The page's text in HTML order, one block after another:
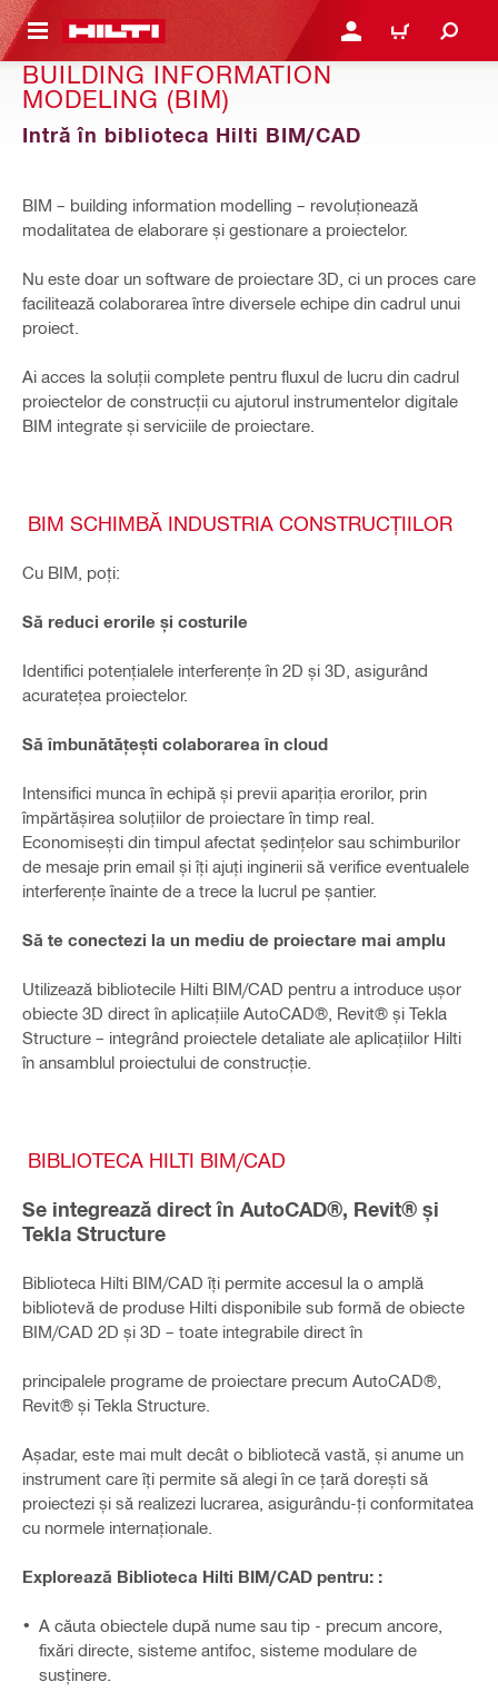
CONTENT CONECTARE SAU
COȘ
BUILDING INFORMATION
MODELING (BIM)
Intră în biblioteca Hilti BIM/CAD
BIM – building information modelling – revoluționează
modalitatea de elaborare și gestionare a proiectelor.
Nu este doar un software de proiectare 3D, ci un proces care
facilitează colaborarea între diversele echipe din cadrul unui
proiect.
Ai acces la soluții complete pentru fluxul de lucru din cadrul
proiectelor de construcții cu ajutorul instrumentelor digitale
BIM integrate și serviciile de proiectare.
BIM SCHIMBĂ INDUSTRIA CONSTRUCȚIILOR
Cu BIM, poți:
Să reduci erorile și costurile
Identifici potențialele interferențe în 2D și 3D, asigurând
acuratețea proiectelor.
Să îmbunătățești colaborarea în cloud
Intensifici munca în echipă și previi apariția erorilor, prin
împărtășirea soluțiilor de proiectare în timp real.
Economisești din timpul afectat ședințelor sau schimburilor
de mesaje prin email și îți ajuți inginerii să verifice eventualele
interferențe înainte de a trece la lucrul pe șantier.
Să te conectezi la un mediu de proiectare mai amplu
Utilizează bibliotecile Hilti BIM/CAD pentru a introduce ușor
obiecte 3D direct în aplicațiile AutoCAD®, Revit® și Tekla
Structure – integrând proiectele detaliate ale aplicațiilor Hilti
în ansamblul proiectului de construcție.
BIBLIOTECA HILTI BIM/CAD
Se integrează direct în AutoCAD®, Revit® și
Tekla Structure
Biblioteca Hilti BIM/CAD îți permite accesul la o amplă
bibliotevă de produse Hilti disponibile sub formă de obiecte
BIM/CAD 2D și 3D – toate integrabile direct în
principalele programe de proiectare precum AutoCAD®,
Revit® și Tekla Structure.
Așadar, este mai mult decât o bibliotecă vastă, și anume un
instrument care îți permite să alegi în ce țară dorești să
proiectezi și să realizezi lucrarea, asigurându-ți conformitatea
cu normele internaționale.
Explorează Biblioteca Hilti BIM/CAD pentru: :
A căuta obiectele după nume sau tip - precum ancore,
fixări directe, sisteme antifoc, sisteme modulare de
susținere.